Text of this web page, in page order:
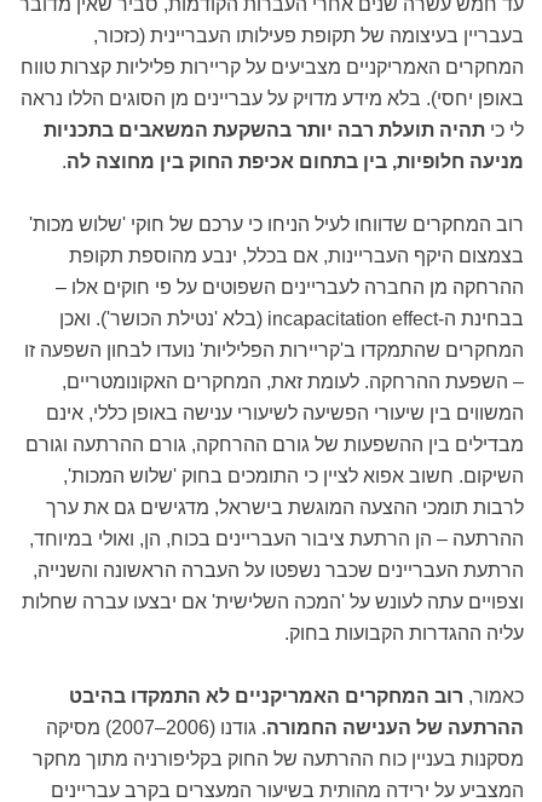
עד חמש עשרה שנים אחרי העברות הקודמות, סביר שאין מדובר
בעבריין בעיצומה של תקופת פעילותו העבריינית (כזכור,
המחקרים האמריקניים מצביעים על קריירות פליליות קצרות טווח
באופן יחסי). בלא מידע מדויק על עבריינים מן הסוגים הללו נראה
לי כי תהיה תועלת רבה יותר בהשקעת המשאבים בתכניות
מניעה חלופיות, בין בתחום אכיפת החוק בין מחוצה לה.
רוב המחקרים שדווחו לעיל הניחו כי ערכם של חוקי 'שלוש מכות'
בצמצום היקף העבריינות, אם בכלל, ינבע מהוספת תקופת
ההרחקה מן החברה לעבריינים השפוטים על פי חוקים אלו –
בבחינת ה-incapacitation effect (בלא 'נטילת הכושר'). ואכן
המחקרים שהתמקדו ב'קריירות הפליליות' נועדו לבחון השפעה זו
– השפעת ההרחקה. לעומת זאת, המחקרים האקונומטריים,
המשווים בין שיעורי הפשיעה לשיעורי ענישה באופן כללי, אינם
מבדילים בין ההשפעות של גורם ההרחקה, גורם ההרתעה וגורם
השיקום. חשוב אפוא לציין כי התומכים בחוק 'שלוש המכות',
לרבות תומכי ההצעה המוגשת בישראל, מדגישים גם את ערך
ההרתעה – הן הרתעת ציבור העבריינים בכוח, הן, ואולי במיוחד,
הרתעת העבריינים שכבר נשפטו על העברה הראשונה והשנייה,
וצפויים עתה לעונש על 'המכה השלישית' אם יבצעו עברה שחלות
עליה ההגדרות הקבועות בחוק.
כאמור, רוב המחקרים האמריקניים לא התמקדו בהיבט
ההרתעה של הענישה החמורה
. גודנו (2006–2007) מסיקה
מסקנות בעניין כוח ההרתעה של החוק בקליפורניה מתוך מחקר
המצביע על ירידה מהותית בשיעור המעצרים בקרב עבריינים